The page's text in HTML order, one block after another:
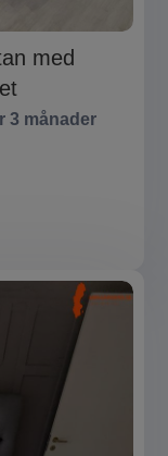
med
3 månader